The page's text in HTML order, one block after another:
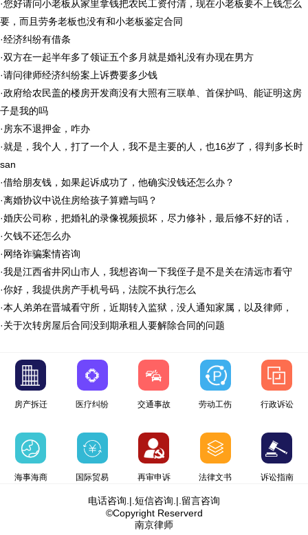
·您好请问小老板从家里拿钱把农民工资付清，现在小老板要不上钱怎么
要，而且劳务老板也没有和小老板鉴定合同
·经济纠纷有借条
·双方在一起半年多了领证五个多月就是婚礼没有办现在男方
·请问律师经济纠纷案上诉费要多少钱
·政府给农民盖的楼房开发商没有大照有三联单、首保护吗、能证明这房
子是我的吗
·房东不退押金，咋办
·就是，我个人，打了一个人，我不是主要的人，也16岁了，得判多长时
san
·借给朋友钱，如果起诉成功了，他确实没钱还怎么办？
·离婚协议中说住房给孩子算赠与吗？
·婚庆公司称，把婚礼的录像视频损坏，尽力修补，最后修不好的话，
·欠钱不还怎么办
·网络诈骗案情咨询
·我是江西省井冈山市人，我想咨询一下我侄子是不是关在清远市看守
·你好，我提供房产手机号码，法院不执行怎么
·本人弟弟在晋城看守所，近期转入监狱，没人通知家属，以及律师，
·关于次转房屋后合同没到期承租人要解除合同的问题
房产拆迁 医疗纠纷 交通事故 劳动工伤 行政诉讼
海事海商 国际贸易 再审申诉 法律文书 诉讼指南
电话咨询 .|. 短信咨询 .|. 留言咨询
©Copyright Reserverd
南京律师